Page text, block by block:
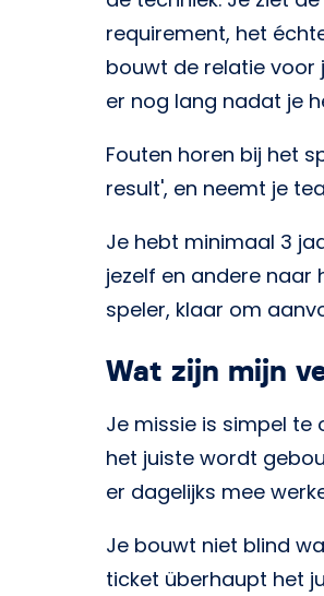
requirement, het
bouwt de relatie voor
er nog lang nadat je
Fouten horen bij het
result', en neemt je
Je hebt minimaal 3
jezelf en andere naar
speler, klaar om
Wat zijn mijn
Je missie is simpel
het juiste wordt
er dagelijks mee
Je bouwt niet blind
ticket überhaupt het